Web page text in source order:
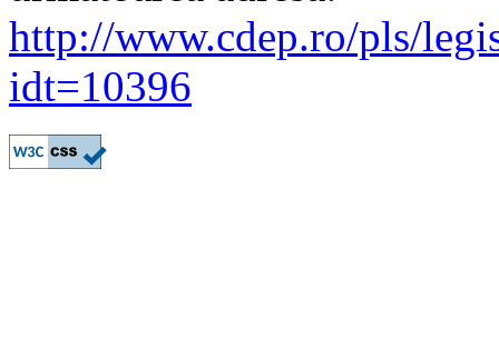
http://www.cdep.ro/pls/
idt=10396